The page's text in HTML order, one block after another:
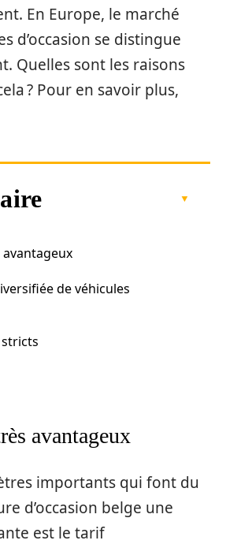
En Europe, le marché
d’occasion se distingue
Quelles sont les raisons
? Pour en savoir plus,
de véhicules
avantageux
importants qui font du
d’occasion belge une
est le tarif